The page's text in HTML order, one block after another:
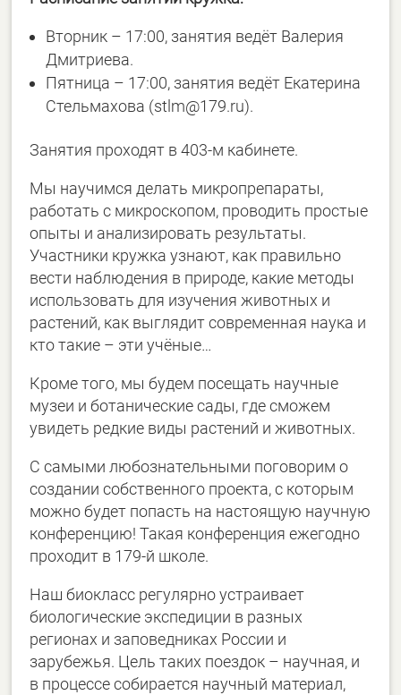
Вторник – 17:00, занятия ведёт Валерия
Дмитриева.
Пятница – 17:00, занятия ведёт Екатерина
Стельмахова (stlm@179.ru).
Занятия проходят в 403-м кабинете.
Мы научимся делать микропрепараты,
работать с микроскопом, проводить простые
опыты и анализировать результаты.
Участники кружка узнают, как правильно
вести наблюдения в природе, какие методы
использовать для изучения животных и
растений, как выглядит современная наука и
кто такие – эти учёные…
Кроме того, мы будем посещать научные
музеи и ботанические сады, где сможем
увидеть редкие виды растений и животных.
С самыми любознательными поговорим о
создании собственного проекта, с которым
можно будет попасть на настоящую научную
конференцию! Такая конференция ежегодно
проходит в 179-й школе.
Наш биокласс регулярно устраивает
биологические экспедиции в разных
регионах и заповедниках России и
зарубежья. Цель таких поездок – научная, и
в процессе собирается научный материал,